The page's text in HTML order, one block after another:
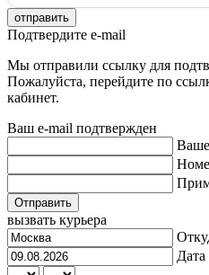
отправить
Подтвердите e-mail
Мы отправили ссылку для
Пожалуйста, перейдите по
кабинет.
Ваш e-mail подтвержден
Отправить
вызвать курьера
Дата